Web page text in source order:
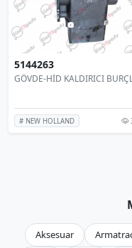
5144263
GÖVDE-HİD KALDIRICI
# NEW HOLLAND
Aksesuar